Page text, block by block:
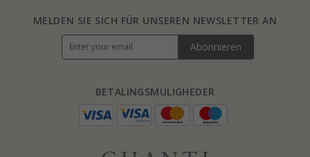
BETALINGSMULIGHEDER
MELDEN SIE SICH FÜR UNSEREN NEWSLETTER AN
Abonnieren